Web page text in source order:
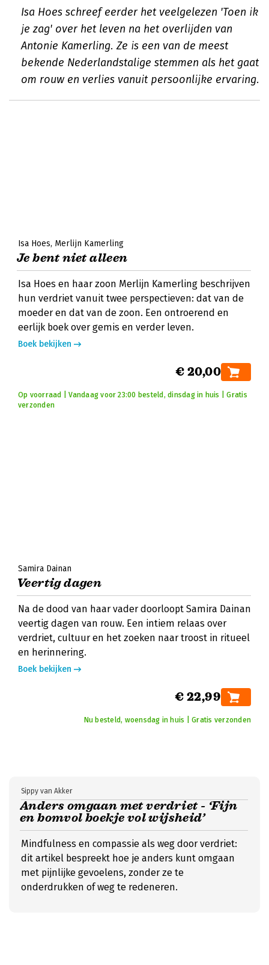
Isa Hoes schreef eerder het veelgelezen 'Toen ik
je zag' over het leven na het overlijden van
Antonie Kamerling. Ze is een van de meest
bekende Nederlandstalige stemmen als het gaat
om rouw en verlies vanuit persoonlijke ervaring.
Isa Hoes Merlijn Kamerling
Je bent niet alleen
Isa Hoes en haar zoon Merlijn Kamerling beschrijven
hun verdriet vanuit twee perspectieven: dat van de
moeder en dat van de zoon. Een ontroerend en
eerlijk boek over gemis en verder leven.
Boek bekijken
€ 20,00
Op voorraad | Vandaag voor 23:00 besteld, dinsdag in huis | Gratis
verzonden
Samira Dainan
Veertig dagen
Na de dood van haar vader doorloopt Samira Dainan
veertig dagen van rouw. Een intiem relaas over
verdriet, cultuur en het zoeken naar troost in ritueel
en herinnering.
Boek bekijken
€ 22,99
Nu besteld, woensdag in huis | Gratis verzonden
Anders omgaan met verdriet - ‘Fijn
en bomvol boekje vol wijsheid’
Sippy van Akker
Mindfulness en compassie als weg door verdriet:
dit artikel bespreekt hoe je anders kunt omgaan
met pijnlijke gevoelens, zonder ze te
onderdrukken of weg te redeneren.